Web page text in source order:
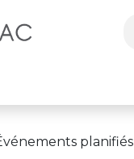
planifiés